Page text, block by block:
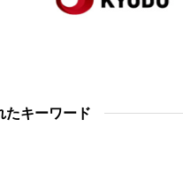
たキーワード